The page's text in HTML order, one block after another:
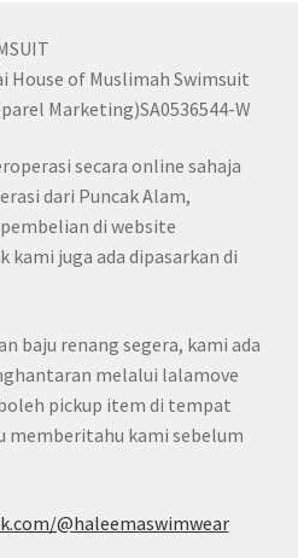
House of Muslimah Swimsuit
Marketing)SA0536544-W
secara online sahaja
dari Puncak Alam,
di website
kami juga ada dipasarkan di
baju renang segera, kami ada
melalui lalamove
pickup item di tempat
memberitahu kami sebelum
@haleemaswimwear